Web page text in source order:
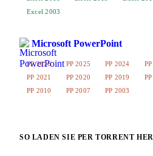
Excel 2003
Microsoft PowerPoint
PP 2026 PP 2025 PP 2024
PP 2021
PP 2020 PP 2019
PP 2010
PP 2007 PP 2003
SO LADEN SIE PER TORRENT